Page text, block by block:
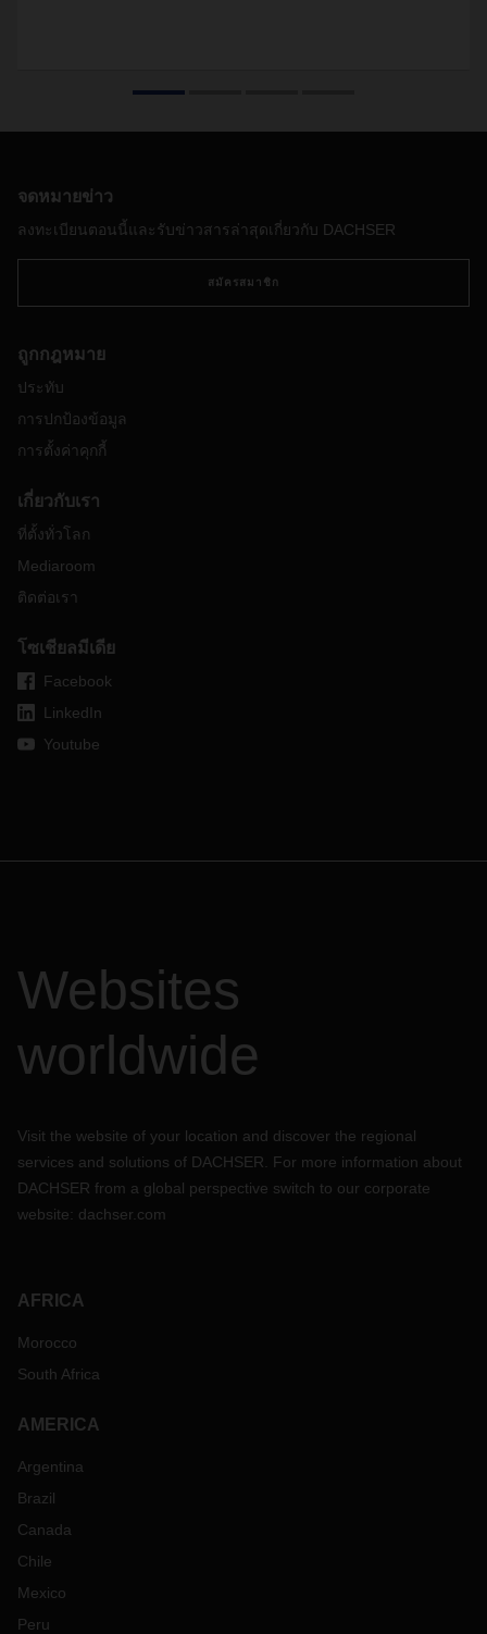
จดหมายข่าว
ลงทะเบียนตอนนี้และรับข่าวสารล่าสุดเกี่ยวกับ DACHSER
สมัครสมาชิก
ถูกกฎหมาย
ประทับ
การปกป้องข้อมูล
การตั้งค่าคุกกี้
เกี่ยวกับเรา
ที่ตั้งทั่วโลก
Mediaroom
ติดต่อเรา
โซเชียลมีเดีย
Facebook
LinkedIn
Youtube
Websites
worldwide
Visit the website of your location and discover the regional
services and solutions of DACHSER. For more information about
DACHSER from a global perspective switch to our corporate
website: dachser.com
AFRICA
Morocco
South Africa
AMERICA
Argentina
Brazil
Canada
Chile
Mexico
Peru